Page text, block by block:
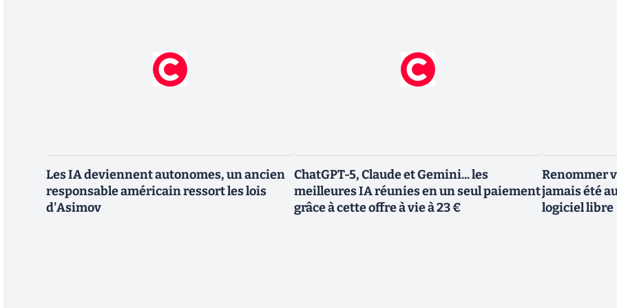
Les IA deviennent autonomes, un ancien
responsable américain ressort les lois
d'Asimov
ChatGPT-5, Claude et Gemini... les
meilleures IA réunies en un seul paiement
grâce à cette offre à vie à 23 €
Renommer
jamais été
logiciel libre